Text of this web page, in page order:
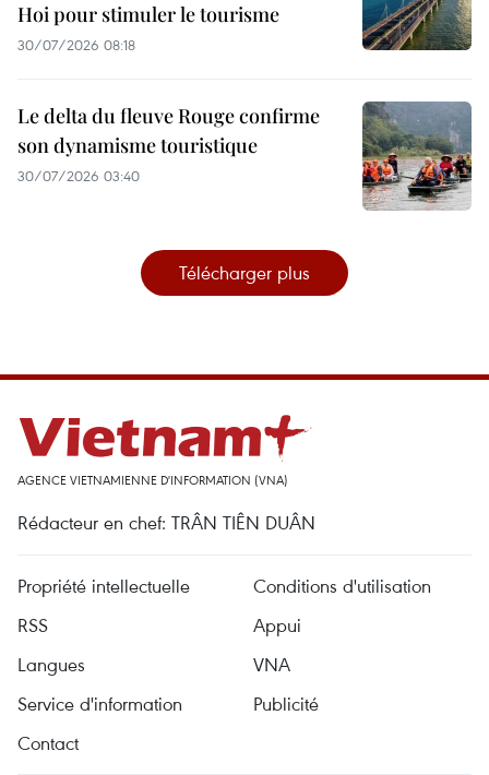
Hoi pour stimuler le tourisme
30/07/2026 08:18
Le delta du fleuve Rouge confirme
son dynamisme touristique
30/07/2026 03:40
Télécharger plus
AGENCE VIETNAMIENNE D'INFORMATION (VNA)
Rédacteur en chef: TRÂN TIÊN DUÂN
Propriété intellectuelle
Conditions d'utilisation
RSS
Appui
Langues
VNA
Service d'information
Publicité
Contact